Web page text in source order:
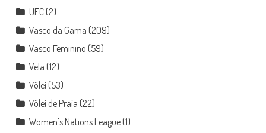
UFC(2)
Vasco da Gama (209)
Vasco Feminino (59)
Vela (12)
Vôlei (53)
Vôlei de Praia (22)
Women's Nations League(1)